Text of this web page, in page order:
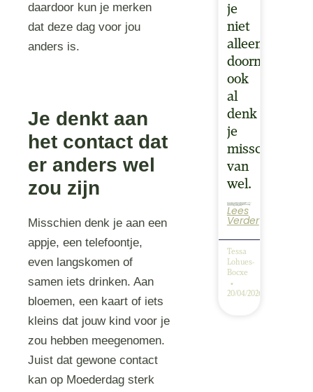
daardoor kun je merken
dat deze dag voor jou
anders is.
Je denkt aan
het contact dat
er anders wel
zou zijn
Misschien denk je aan een
appje, een telefoontje,
even langskomen of
samen iets drinken. Aan
bloemen, een kaart of iets
kleins dat jouw kind voor je
zou hebben meegenomen.
Juist dat gewone contact
kan op Moederdag sterk
je
niet
alleen
doormaken…
ook
al
denk
je
misschien
van
wel.
Lees
Verder
Tessa
Lohues-
Bocxe
20/04/2026